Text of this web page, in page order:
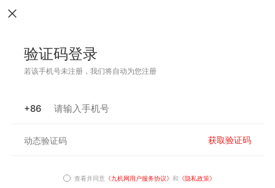
验证码登录
若该手机号未注册，我们将自动为您注册
+86
获取验证码
查看并同意 《九机网用户服务协议》 和 《隐私政策》